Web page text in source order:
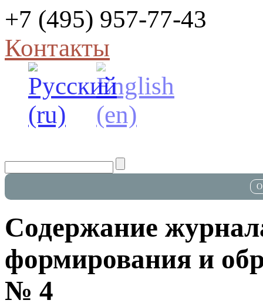
+7 (495) 957-77-43
Контакты
Содержание
формирования и
№ 4